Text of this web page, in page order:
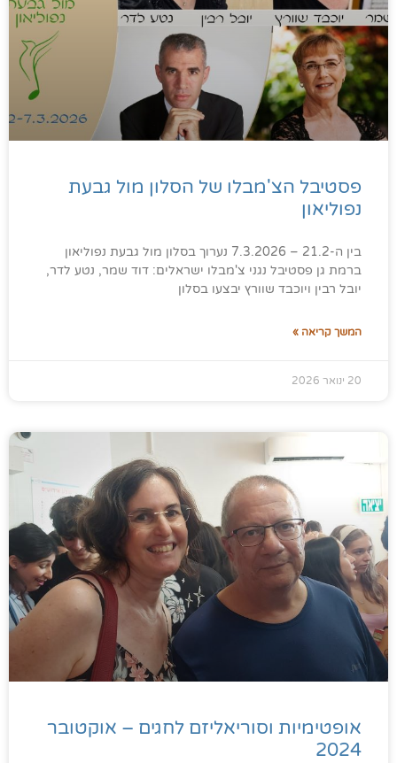
פסטיבל הצ'מבלו של הסלון מול גבעת
נפוליאון
בין ה-21.2 – 7.3.2026 נערוך בסלון מול גבעת נפוליאון
ברמת גן פסטיבל נגני צ'מבלו ישראלים: דוד שמר, נטע לדר,
יובל רבין ויוכבד שוורץ יבצעו בסלון
המשך קריאה »
20 ינואר 2026
אופטימיות וסוריאליזם לחגים – אוקטובר
2024